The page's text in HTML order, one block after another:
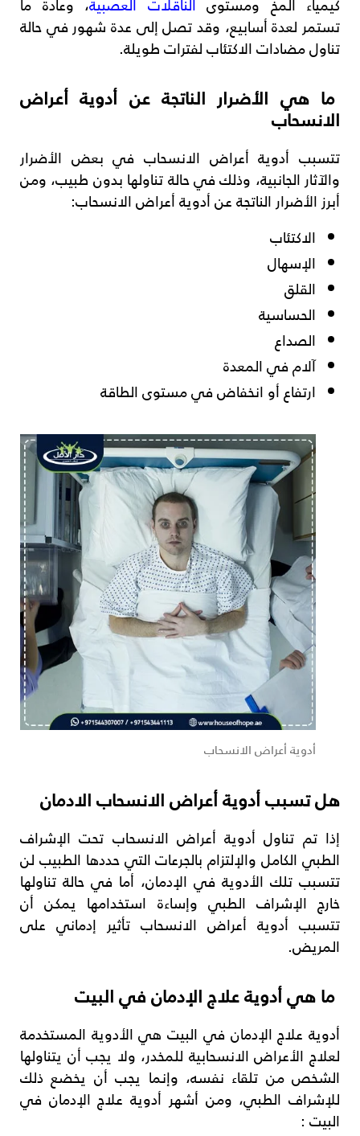
تستمر لعدة أسابيع، وقد تصل إلى عدة شهور في حالة
تناول مضادات الاكتئاب لفترات طويلة.
ما هي الأضرار الناتجة عن أدوية أعراض
الانسحاب
تتسبب أدوية أعراض الانسحاب في بعض الأضرار
والآثار الجانبية، وذلك في حالة تناولها بدون طبيب، ومن
أبرز الأضرار الناتجة عن أدوية أعراض الانسحاب:
الاكتئاب
الإسهال
القلق
الحساسية
الصداع
آلام في المعدة
ارتفاع أو انخفاض في مستوى الطاقة
أدوية أعراض الانسحاب
هل تسبب أدوية أعراض الانسحاب الادمان
إذا تم تناول أدوية أعراض الانسحاب تحت الإشراف
الطبي الكامل والإلتزام بالجرعات التي حددها الطبيب لن
تتسبب تلك الأدوية في الإدمان، أما في حالة تناولها
خارج الإشراف الطبي وإساءة استخدامها يمكن أن
تتسبب أدوية أعراض الانسحاب تأثير إدماني على
المريض.
ما هي أدوية علاج الإدمان في البيت
أدوية علاج الإدمان في البيت هي الأدوية المستخدمة
لعلاج الأعراض الانسحابية للمخدر، ولا يجب أن يتناولها
الشخص من تلقاء نفسه، وإنما يجب أن يخضع ذلك
للإشراف الطبي، ومن أشهر أدوية علاج الإدمان في
البيت :